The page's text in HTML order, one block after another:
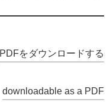
PDFをダウンロードする
downloadable as a PDF